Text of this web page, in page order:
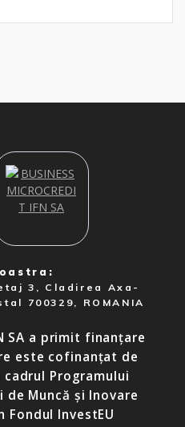
3, Cladirea Axa-
700329, ROMANIA
SA a primit finanțare
este cofinanțat de
cadrul Programului
Muncă și Inovare
Fondul InvestEU